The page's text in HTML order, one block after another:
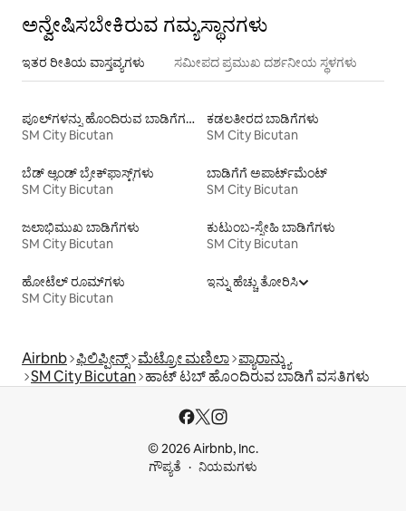
ಅನ್ವೇಷಿಸಬೇಕಿರುವ ಗಮ್ಯಸ್ಥಾನಗಳು
ಇತರ ರೀತಿಯ ವಾಸ್ತವ್ಯಗಳು ಸಮೀಪದ ಪ್ರಮುಖ ದರ್ಶನೀಯ ಸ್ಥಳಗಳು
ಪೂಲ್‍ಗಳನ್ನು ಹೊಂದಿರುವ ಬಾಡಿಗೆಗಳು
SM City Bicutan
ಕಡಲತೀರದ ಬಾಡಿಗೆಗಳು
SM City Bicutan
ಬೆಡ್ ಆ್ಯಂಡ್ ಬ್ರೇಕ್‌ಫಾಸ್ಟ್‌ಗಳು
SM City Bicutan
ಬಾಡಿಗೆಗೆ ಅಪಾರ್ಟ್‌ಮೆಂಟ್‌
SM City Bicutan
ಜಲಾಭಿಮುಖ ಬಾಡಿಗೆಗಳು
SM City Bicutan
ಕುಟುಂಬ-ಸ್ನೇಹಿ ಬಾಡಿಗೆಗಳು
SM City Bicutan
ಹೋಟೆಲ್ ರೂಮ್‌ಗಳು
SM City Bicutan
ಇನ್ನು ಹೆಚ್ಚು ತೋರಿಸಿ
Airbnb ಫಿಲಿಪ್ಪೀನ್ಸ್ ಮೆಟ್ರೋ ಮಣಿಲಾ ಪ್ಯಾರಾನ್ಕ್ಯು
SM City Bicutan ಹಾಟ್ ಟಬ್ ಹೊಂದಿರುವ ಬಾಡಿಗೆ ವಸತಿಗಳು
© 2026 Airbnb, Inc.
ಗೌಪ್ಯತೆ
ನಿಯಮಗಳು